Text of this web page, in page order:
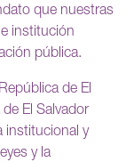
que nuestras
institución
pública.
de El
El Salvador
institucional y
y la